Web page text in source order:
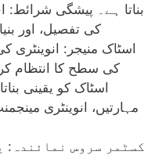
بناتا ہے۔ پیشگی
کی تفصیل، اور
اسٹاک منیجر: انوینٹری
کی سطح کا انتظام
اسٹاک کو یقینی
مہارتیں، انوینٹری
کسٹمر سروس نمائندہ: